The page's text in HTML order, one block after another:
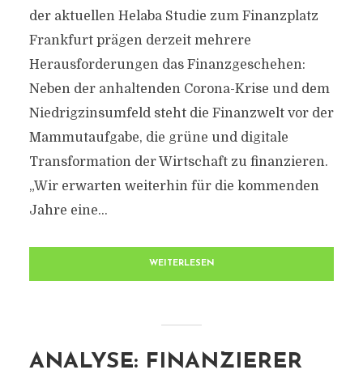
der aktuellen Helaba Studie zum Finanzplatz
Frankfurt prägen derzeit mehrere
Herausforderungen das Finanzgeschehen:
Neben der anhaltenden Corona-Krise und dem
Niedrigzinsumfeld steht die Finanzwelt vor der
Mammutaufgabe, die grüne und digitale
Transformation der Wirtschaft zu finanzieren.
„Wir erwarten weiterhin für die kommenden
Jahre eine...
WEITERLESEN
ANALYSE: FINANZIERER